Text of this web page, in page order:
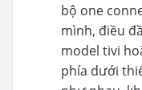
bộ one
mình, điều
model tivi
phía dưới